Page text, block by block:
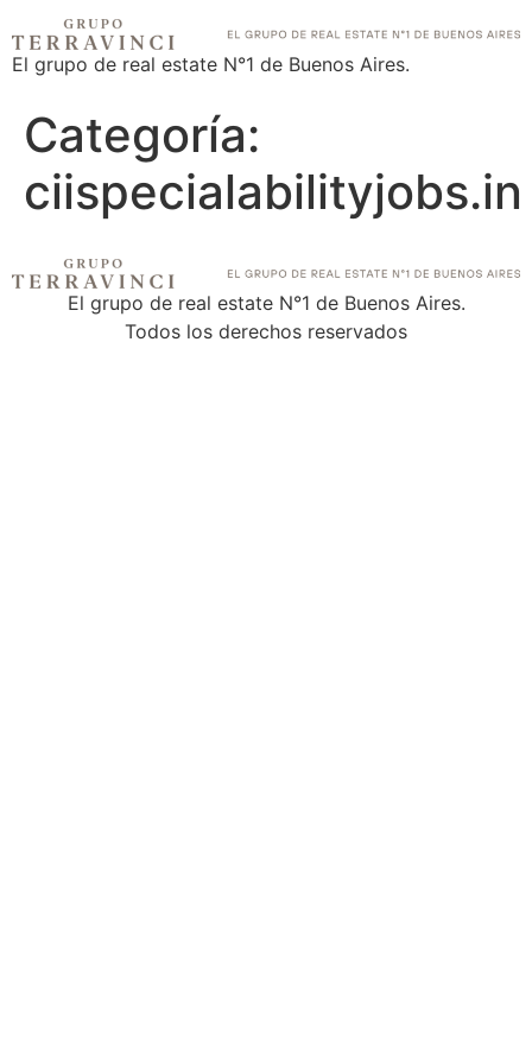
El grupo de real estate N°1 de Buenos Aires.
Categoría:
ciispecialabilityjobs.in
El grupo de real estate N°1 de Buenos Aires.
Todos los derechos reservados